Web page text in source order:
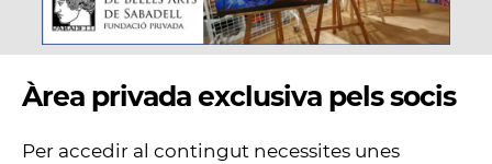
Àrea privada exclusiva pels socis
Per accedir al contingut necessites unes